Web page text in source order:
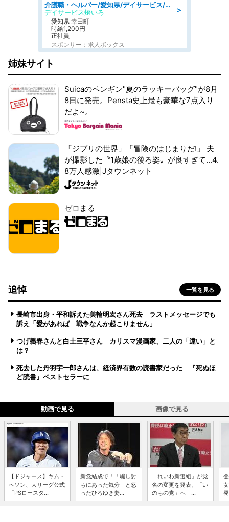
＞
介護職・ヘルパー/愛知県/デイサービス/JR東海道本線 幸田/額田郡幸田町
デイサービス燈いろ
愛知県 幸田町
時給1,200円
正社員
スポンサー：求人ボックス
姉妹サイト
Suicaのペンギン"夏のラッキーバッグ"が8月
8日に発売。Pensta史上最も豪華な7点入り
だよ~。
「ジブリの世界」「冒険のはじまりだ!」 夫
が撮影した〝1歳娘の後ろ姿〟が良すぎて...4.
8万人感激|Jタウンネット
ゼロまる
追悼 一覧を見る
長崎市出身・平和訴えた美輪明宏さん死去 ラストメッセージでも
訴え「愛があれば 戦争なんか起こりません」
つげ義春さんと白土三平さん カリスマ漫画家、二人の「違い」と
は？
死去した丹羽宇一郎さんは、経済界有数の読書家だった 『死ぬほ
ど読書』ベストセラーに
動画で見る 画像で見る
【ドジャース】キム・
ヘソン、大リーグ公式
「PSロースタ...
新党結成で「「騙し討
ちにあった気分」と怒
ったひろゆき妻...
「れいわ新選組」が党
名の変更を発表、「い
のちの党」へ ...